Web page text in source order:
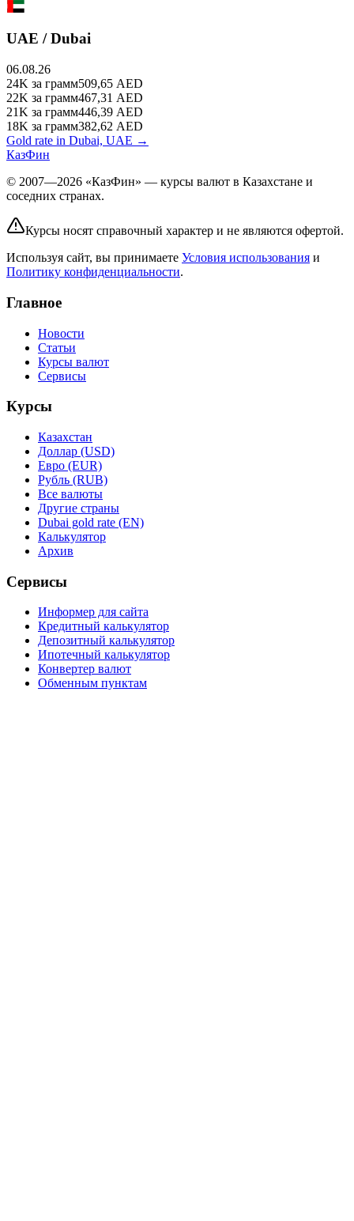
UAE / Dubai
06.08.26
24K за грамм509,65 AED
22K за грамм467,31 AED
21K за грамм446,39 AED
18K за грамм382,62 AED
Gold rate in Dubai, UAE →
КазФин
© 2007—2026 «КазФин» — курсы валют в Казахстане и
соседних странах.
Курсы носят справочный характер и не являются офертой.
Используя сайт, вы принимаете Условия использования и
Политику конфиденциальности.
Главное
Новости
Статьи
Курсы валют
Сервисы
Курсы
Казахстан
Доллар (USD)
Евро (EUR)
Рубль (RUB)
Все валюты
Другие страны
Dubai gold rate (EN)
Калькулятор
Архив
Сервисы
Информер для сайта
Кредитный калькулятор
Депозитный калькулятор
Ипотечный калькулятор
Конвертер валют
Обменным пунктам